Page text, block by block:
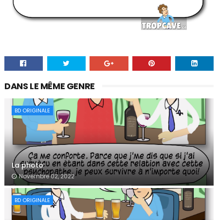
DANS LE MÊME GENRE
BD ORIGINALE
La photo
Novembre 02, 2022
BD ORIGINALE